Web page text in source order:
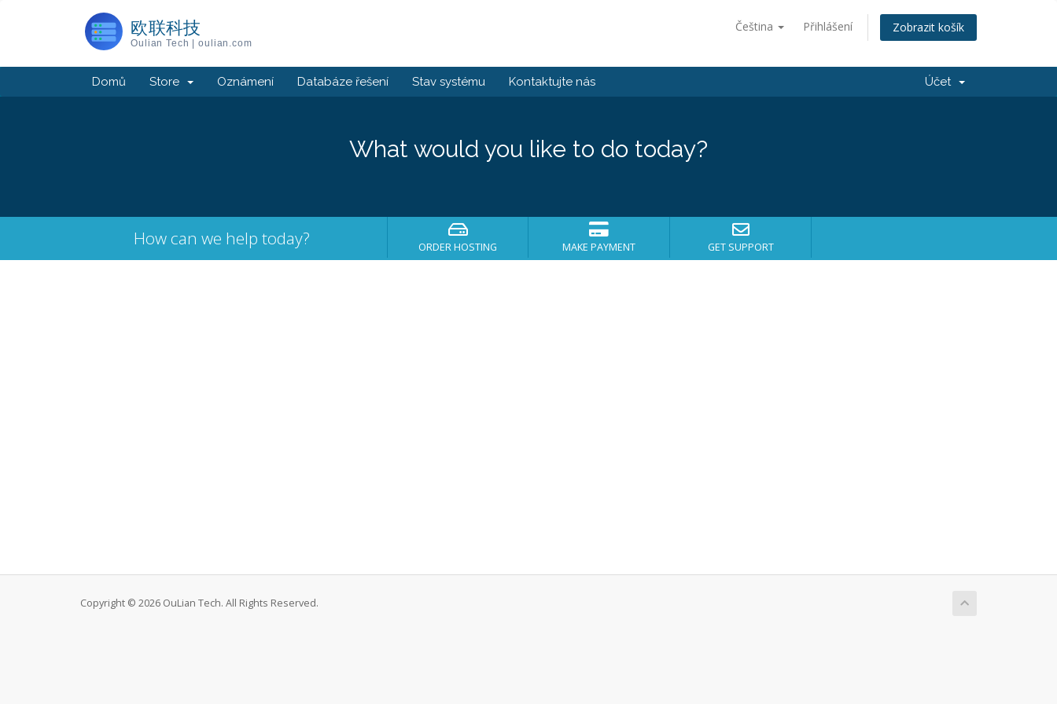
Čeština Přihlášení Zobrazit košík
欧联科技
Oulian Tech | oulian.com
Domů Store Oznámení Databáze řešení Stav systému Kontaktujte nás Účet
What would you like to do today?
How can we help today? ORDER HOSTING MAKE PAYMENT GET SUPPORT
Copyright © 2026 OuLian Tech. All Rights Reserved.